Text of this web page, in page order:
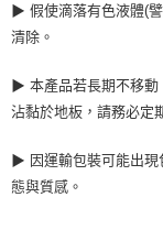
▶ 假使滴落有色液體(
清除。
▶ 本產品若長期不移動
沾黏於地板，請務必定
▶ 因運輸包裝可能出現
態與質感。